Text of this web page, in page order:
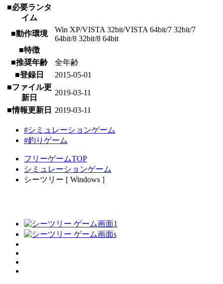
■必要ランタ
イム
■動作環境
Win XP/VISTA 32bit/VISTA 64bit/7 32bit/7
64bit/8 32bit/8 64bit
■特徴
■推奨年齢
全年齢
■登録日
2015-05-01
■ファイル更
新日
2019-03-11
■情報更新日 2019-03-11
#シミュレーションゲーム
#釣りゲーム
フリーゲームTOP
シミュレーションゲーム
シーツリー [ Windows ]